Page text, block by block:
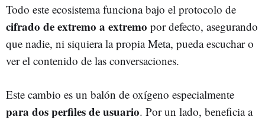
Todo este ecosistema funciona bajo el protocolo de
cifrado de extremo a extremo por defecto, asegurando
que nadie, ni siquiera la propia Meta, pueda escuchar o
ver el contenido de las conversaciones.
Este cambio es un balón de oxígeno especialmente
para dos perfiles de usuario. Por un lado, beneficia a